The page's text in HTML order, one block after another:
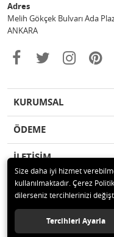
Adres
Melih Gökçek Bulvarı Ada
ANKARA
KURUMSAL
ÖDEME
İLETİŞİM
© 2020 ESA ÖLÇÜM VE
Size daha iyi hizmet
kullanılmaktadır. Çerez
dilerseniz tercihlerinizi
Tercihleri Ayarla